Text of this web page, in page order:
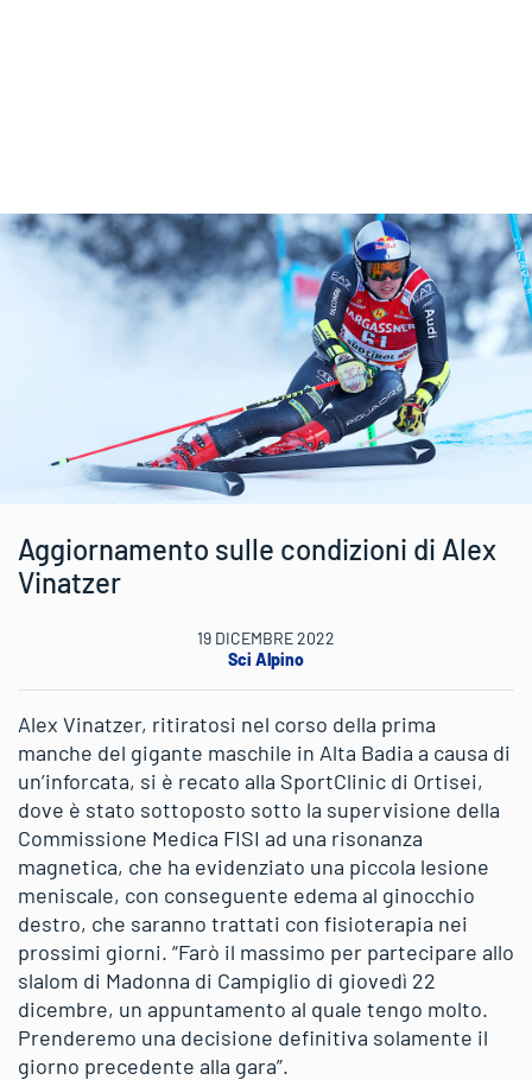
Aggiornamento sulle condizioni di Alex
Vinatzer
19 DICEMBRE 2022
Sci Alpino
Alex Vinatzer, ritiratosi nel corso della prima
manche del gigante maschile in Alta Badia a causa di
un’inforcata, si è recato alla SportClinic di Ortisei,
dove è stato sottoposto sotto la supervisione della
Commissione Medica FISI ad una risonanza
magnetica, che ha evidenziato una piccola lesione
meniscale, con conseguente edema al ginocchio
destro, che saranno trattati con fisioterapia nei
prossimi giorni. “Farò il massimo per partecipare allo
slalom di Madonna di Campiglio di giovedì 22
dicembre, un appuntamento al quale tengo molto.
Prenderemo una decisione definitiva solamente il
giorno precedente alla gara”.